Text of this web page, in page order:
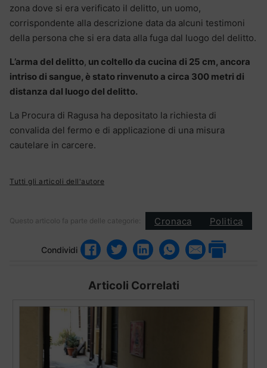
zona dove si era verificato il delitto, un uomo,
corrispondente alla descrizione data da alcuni testimoni
della persona che si era data alla fuga dal luogo del delitto.
L’arma del delitto, un coltello da cucina di 25 cm, ancora
intriso di sangue, è stato rinvenuto a circa 300 metri di
distanza dal luogo del delitto.
La Procura di Ragusa ha depositato la richiesta di
convalida del fermo e di applicazione di una misura
cautelare in carcere.
Tutti gli articoli dell'autore
Questo articolo fa parte delle categorie: Cronaca Politica
Condividi
Articoli Correlati